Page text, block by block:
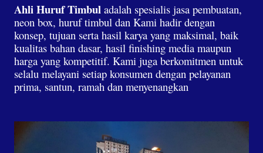
Ahli Huruf Timbul adalah spesialis jasa pembuatan,
neon box, huruf timbul dan Kami hadir dengan
konsep, tujuan serta hasil karya yang maksimal, baik
kualitas bahan dasar, hasil finishing media maupun
harga yang kompetitif. Kami juga berkomitmen untuk
selalu melayani setiap konsumen dengan pelayanan
prima, santun, ramah dan menyenangkan